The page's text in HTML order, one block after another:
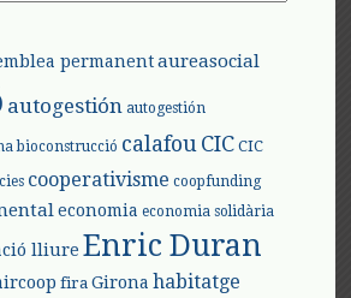
permanent aureasocial
autogestión autogestión
bioconstrucció calafouCIC CIC
cooperativisme coopfunding
economia economia solidària
lliure Enric Duran
fira Girona habitatge